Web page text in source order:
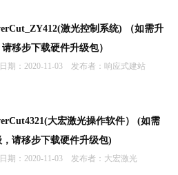
激光控制系统) （如需升
移步下载硬件升级包）
期：2020-11-03 发布者：响应式建站
大宏激光操作软件） (如需
，请移步下载硬件升级包)
期：2020-11-03 发布者：大宏激光